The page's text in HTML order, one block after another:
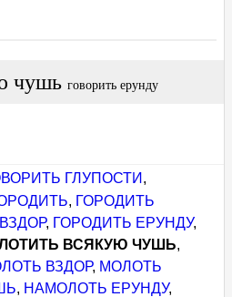
чушь говорить ерунду
ГЛУПОСТИ ,
, ГОРОДИТЬ
, ГОРОДИТЬ ЕРУНДУ,
ВСЯКУЮ ЧУШЬ,
ВЗДОР, МОЛОТЬ
, НАМОЛОТЬ ЕРУНДУ,